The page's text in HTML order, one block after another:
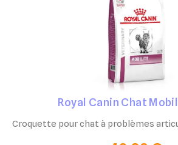
Royal Canin Chat
Croquette pour chat à problèmes